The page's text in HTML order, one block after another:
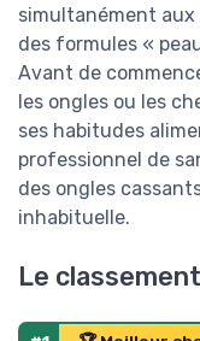
simultanément aux
des formules «
Avant de
les ongles ou les
ses habitudes
professionnel de
des ongles
inhabituelle.
Le classement